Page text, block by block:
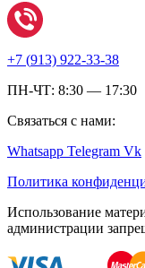
+7 (913) 922-33-38
ПН-ЧТ: 8:30 —
Связаться с нами:
Whatsapp Telegram Vk
Политика
Использование
администрации